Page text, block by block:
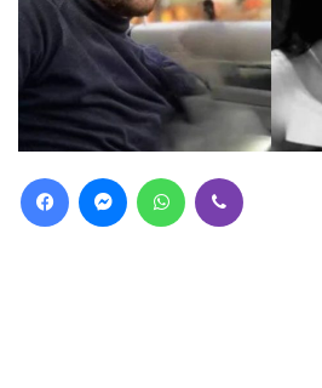
FacebookMessengerWhatsApp